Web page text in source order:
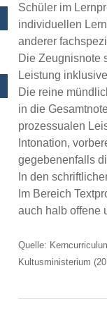
Schüler im
individuellen
anderer
Die Zeugnisnote
Leistung
Die reine
in die
prozessualen
Intonation,
gegebenenfalls
In den
Im Bereich
auch halb offene
Quelle:
Kultusministerium